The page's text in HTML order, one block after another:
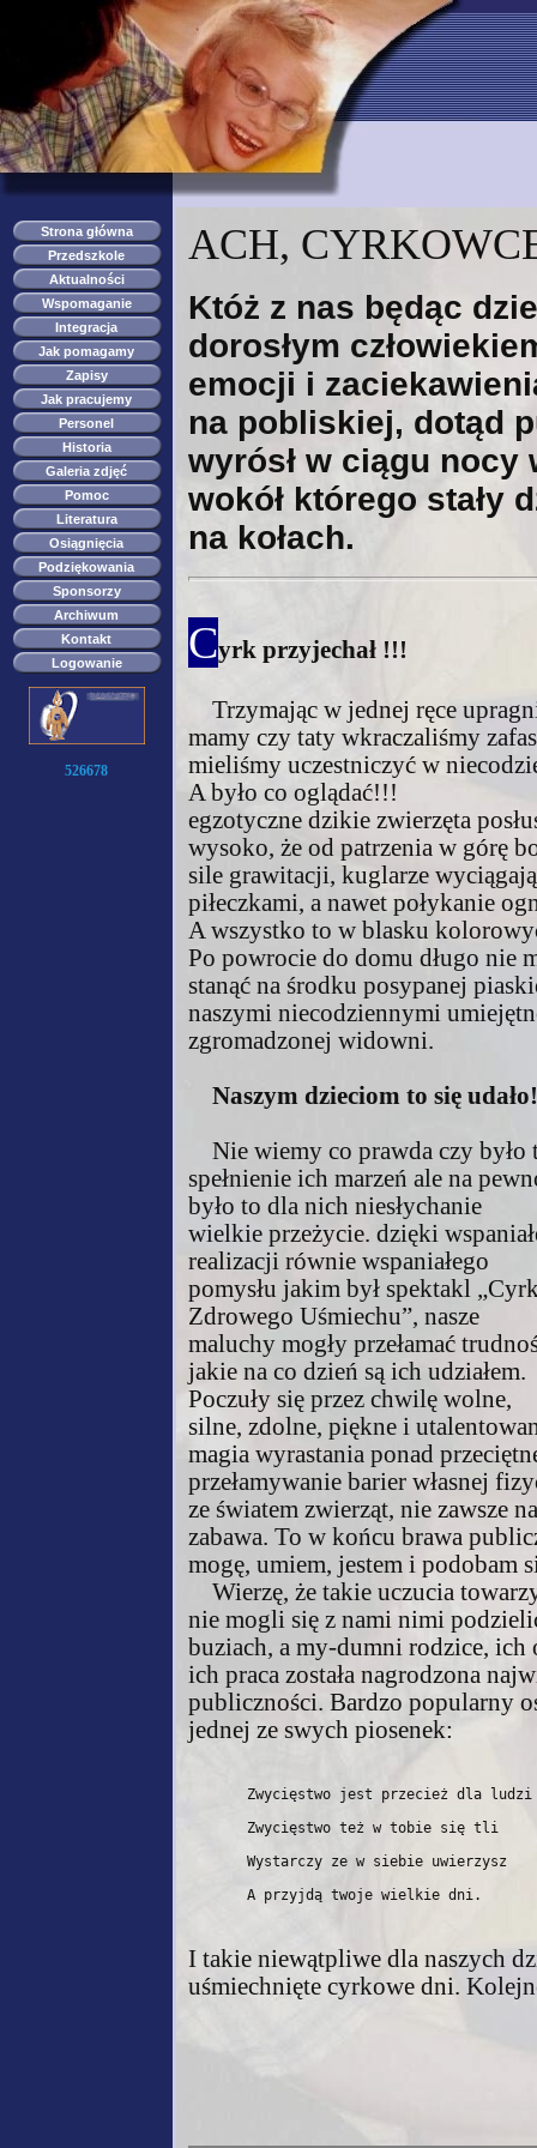
Strona główna
Przedszkole
Aktualności
Wspomaganie
Integracja
Jak pomagamy
Zapisy
Jak pracujemy
Personel
Historia
Galeria zdjęć
Pomoc
Literatura
Osiągnięcia
Podziękowania
Sponsorzy
Archiwum
Kontakt
Logowanie
526678
ACH,
Któż z nas będąc
dorosłym
emocji i
na pobliskiej, dotąd
wyrósł w ciągu
wokół którego stały
na kołach.
Cyrk przyjechał !!!
Trzymając w jednej ręce
mamy czy taty wkraczaliśmy
mieliśmy uczestniczyć w
A było co oglądać!!!
egzotyczne dzikie zwierzęta
wysoko, że od patrzenia w górę
sile grawitacji, kuglarze
piłeczkami, a nawet połykanie
A wszystko to w blasku
Po powrocie do domu długo nie
stanąć na środku posypanej
naszymi niecodziennymi
zgromadzonej widowni.
Naszym dzieciom to się udało!
Nie wiemy co prawda czy było
spełnienie ich marzeń ale na
było to dla nich niesłychanie
wielkie przeżycie. dzięki
realizacji równie wspaniałego
pomysłu jakim był spektakl
Zdrowego Uśmiechu”, nasze
maluchy mogły przełamać
jakie na co dzień są ich udziałem.
Poczuły się przez chwilę wolne,
silne, zdolne, piękne i
magia wyrastania ponad
przełamywanie barier własnej
ze światem zwierząt, nie zawsze
zabawa. To w końcu brawa
mogę, umiem, jestem i podobam
Wierzę, że takie uczucia
nie mogli się z nami nimi
buziach, a my-dumni rodzice, ich
ich praca została nagrodzona
publiczności. Bardzo popularny
jednej ze swych piosenek:
       Zwycięstwo jest przecież dla ludzi
       Zwycięstwo też w tobie się tli
       Wystarczy ze w siebie uwierzysz
       A przyjdą twoje wielkie dni.
I takie niewątpliwe dla naszych
uśmiechnięte cyrkowe dni.